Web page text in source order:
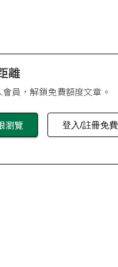
離
員，解鎖免費額度文章。
瀏覽 登入/註冊免